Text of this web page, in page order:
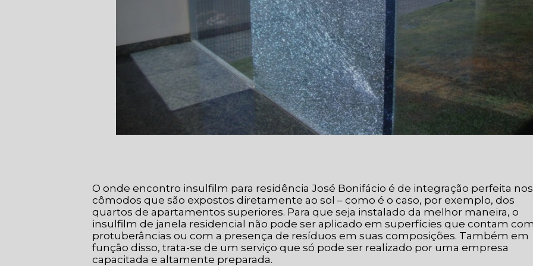
O onde encontro insulfilm para residência José Bonifácio é de integração perfeita nos
cômodos que são expostos diretamente ao sol – como é o caso, por exemplo, dos
quartos de apartamentos superiores. Para que seja instalado da melhor maneira, o
insulfilm de janela residencial não pode ser aplicado em superfícies que contam
protuberâncias ou com a presença de resíduos em suas composições. Também em
função disso, trata-se de um serviço que só pode ser realizado por uma empresa
capacitada e altamente preparada.